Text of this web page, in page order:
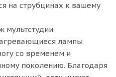
на струбцинах к вашему
мультстудии
лампы
со временем и
поколению. Благодаря